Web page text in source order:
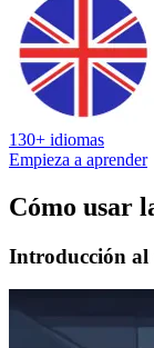
130+ idiomas
Empieza a aprender
Cómo usar
Introducción al